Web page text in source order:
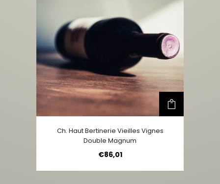
Ch. Haut Bertinerie Vieilles Vignes
Double Magnum
€86,01